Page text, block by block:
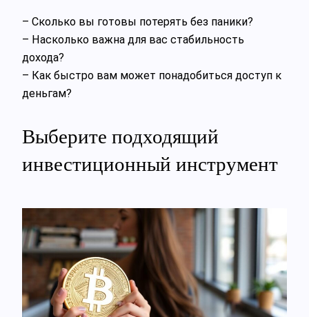
– Сколько вы готовы потерять без паники?
– Насколько важна для вас стабильность
дохода?
– Как быстро вам может понадобиться доступ к
деньгам?
Выберите подходящий
инвестиционный инструмент